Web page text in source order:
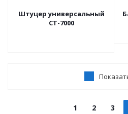
Штуцер универсальный
СТ-7000
1 2 3